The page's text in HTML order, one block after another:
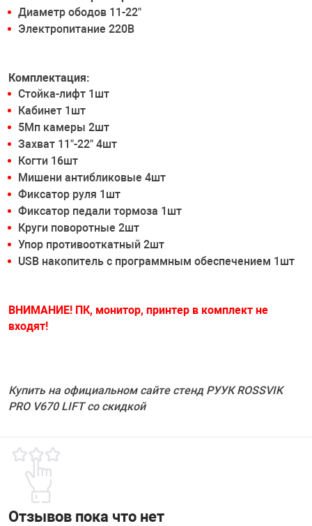
Диаметр ободов 11-22"
Электропитание 220В
Комплектация:
Стойка-лифт 1шт
Кабинет 1шт
5Мп камеры 2шт
Захват 11"-22" 4шт
Когти 16шт
Мишени антибликовые 4шт
Фиксатор руля 1шт
Фиксатор педали тормоза 1шт
Круги поворотные 2шт
Упор противооткатный 2шт
USB накопитель с программным обеспечением 1шт
ВНИМАНИЕ! ПК, монитор, принтер в комплект не
входят!
Купить на официальном сайте стенд РУУК ROSSVIK
PRO V670 LIFT со скидкой
Отзывов пока что нет